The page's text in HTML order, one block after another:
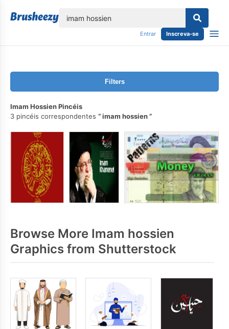
Entrar Inscreva-se
Filters
Imam Hossien Pincéis
3 pincéis correspondentes
imam hossien
Browse More Imam hossien
Graphics from Shutterstock